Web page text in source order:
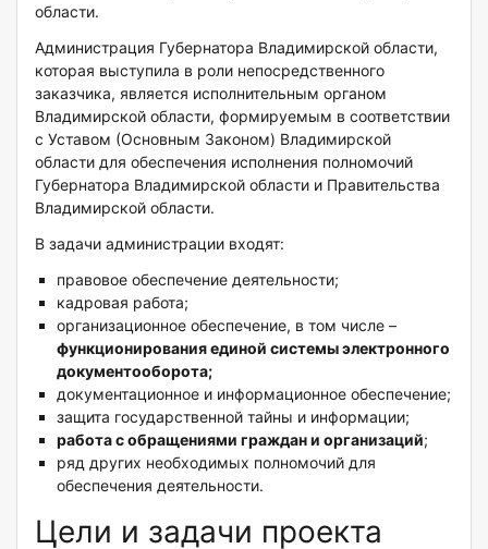
области.
Администрация Губернатора Владимирской области,
которая выступила в роли непосредственного
заказчика, является исполнительным органом
Владимирской области, формируемым в соответствии
с Уставом (Основным Законом) Владимирской
области для обеспечения исполнения полномочий
Губернатора Владимирской области и Правительства
Владимирской области.
В задачи администрации входят:
правовое обеспечение деятельности;
кадровая работа;
организационное обеспечение, в том числе –
функционирования единой системы электронного
документооборота;
документационное и информационное обеспечение;
защита государственной тайны и информации;
работа с обращениями граждан и организаций;
ряд других необходимых полномочий для
обеспечения деятельности.
Цели и задачи проекта